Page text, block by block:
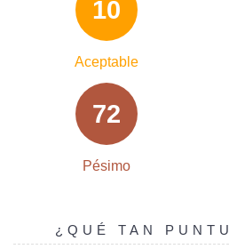
10
Aceptable
72
Pésimo
¿QUÉ TAN